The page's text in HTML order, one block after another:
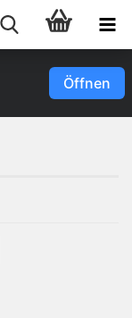
Öffnen